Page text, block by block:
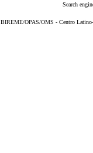
Search
BIREME/OPAS/OMS - Centro Latino-